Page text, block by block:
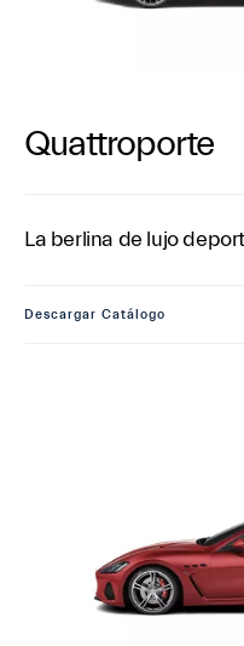
Quattroporte
La berlina de lujo
Descargar Catálogo